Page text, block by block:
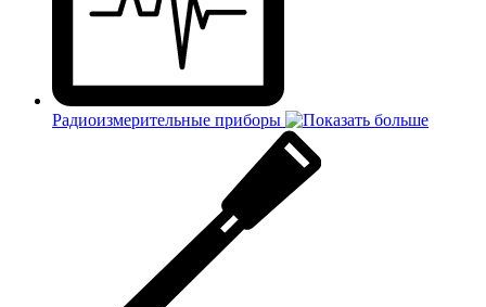
Радиоизмерительные приборы